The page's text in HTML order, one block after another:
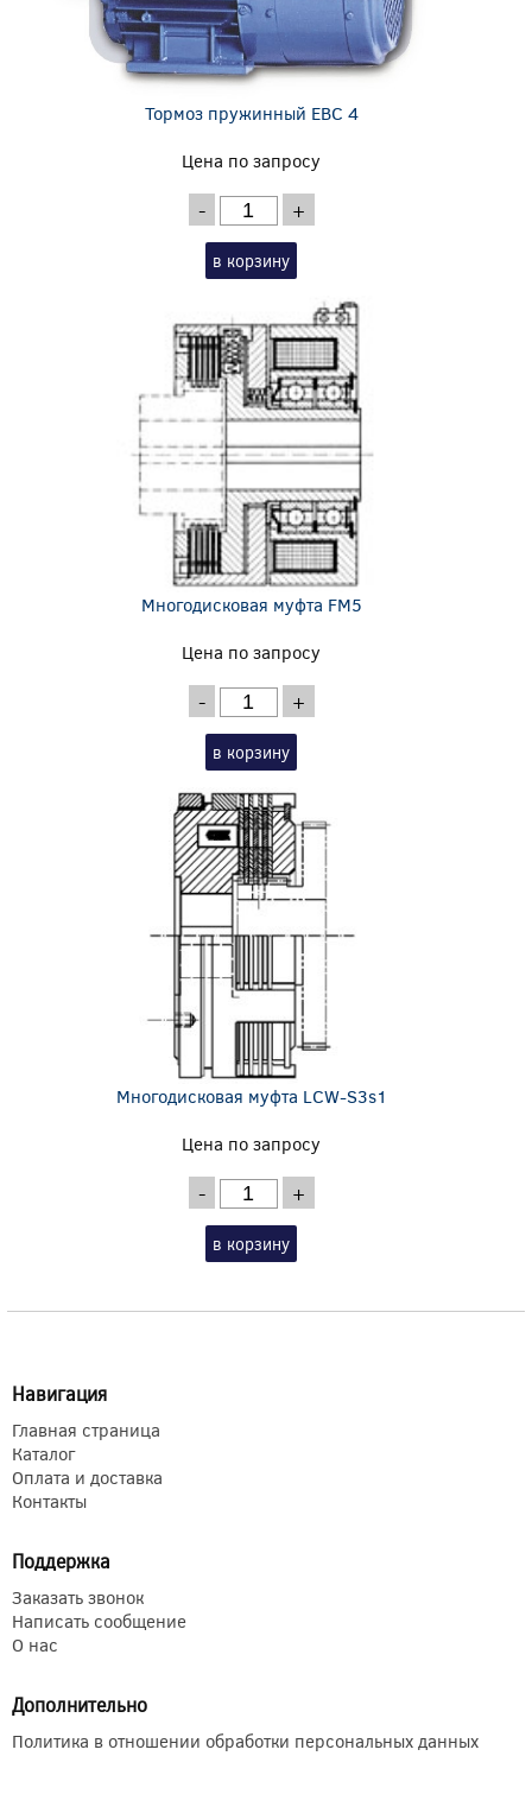
Тормоз пружинный EBC 4
Цена по запросу
- +
в корзину
Многодисковая муфта FM5
Цена по запросу
- +
в корзину
Многодисковая муфта LCW-S3s1
Цена по запросу
- +
в корзину
Навигация
Главная страница
Каталог
Оплата и доставка
Контакты
Поддержка
Заказать звонок
Написать сообщение
О нас
Дополнительно
Политика в отношении обработки персональных данных